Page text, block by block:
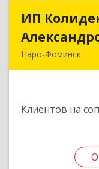
ИП
Наро-Фоминск
Клиентов на